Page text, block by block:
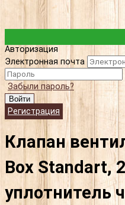
Авторизация
Электронная почта
Забыли пароль?
Войти
Регистрация
Клапан
Box Standart,
уплотнитель